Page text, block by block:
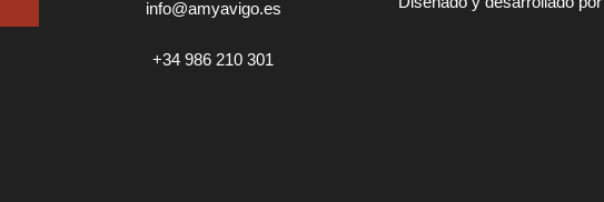
info@amyavigo.es
+34 986 210 301